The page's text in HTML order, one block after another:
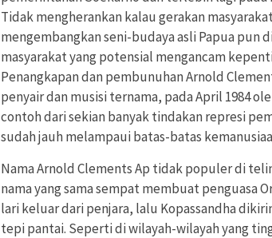
Tidak mengherankan kalau gerakan
mengembangkan seni-budaya asli Papua pun
masyarakat yang potensial mengancam
Penangkapan dan pembunuhan Arnold
penyair dan musisi ternama, pada April 1984
contoh dari sekian banyak tindakan represi
sudah jauh melampaui batas-batas
Nama Arnold Clements Ap tidak populer di
nama yang sama sempat membuat penguasa
lari keluar dari penjara, lalu Kopassandha
tepi pantai. Seperti di wilayah-wilayah yang